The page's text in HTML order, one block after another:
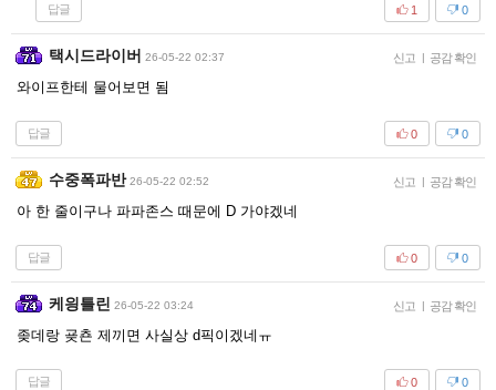
답글 0
1
택시드라이버 26-05-22 02:37 신고 | 공감 확인
와이프한테 물어보면 됨
답글 0
0
수중폭파반 26-05-22 02:52 신고 | 공감 확인
아 한 줄이구나 파파존스 때문에 D 가야겠네
답글 0
0
케읭틀린 26-05-22 03:24 신고 | 공감 확인
좆데랑 굦쵼 제끼면 사실상 d픽이겠네ㅠ
답글 0
0